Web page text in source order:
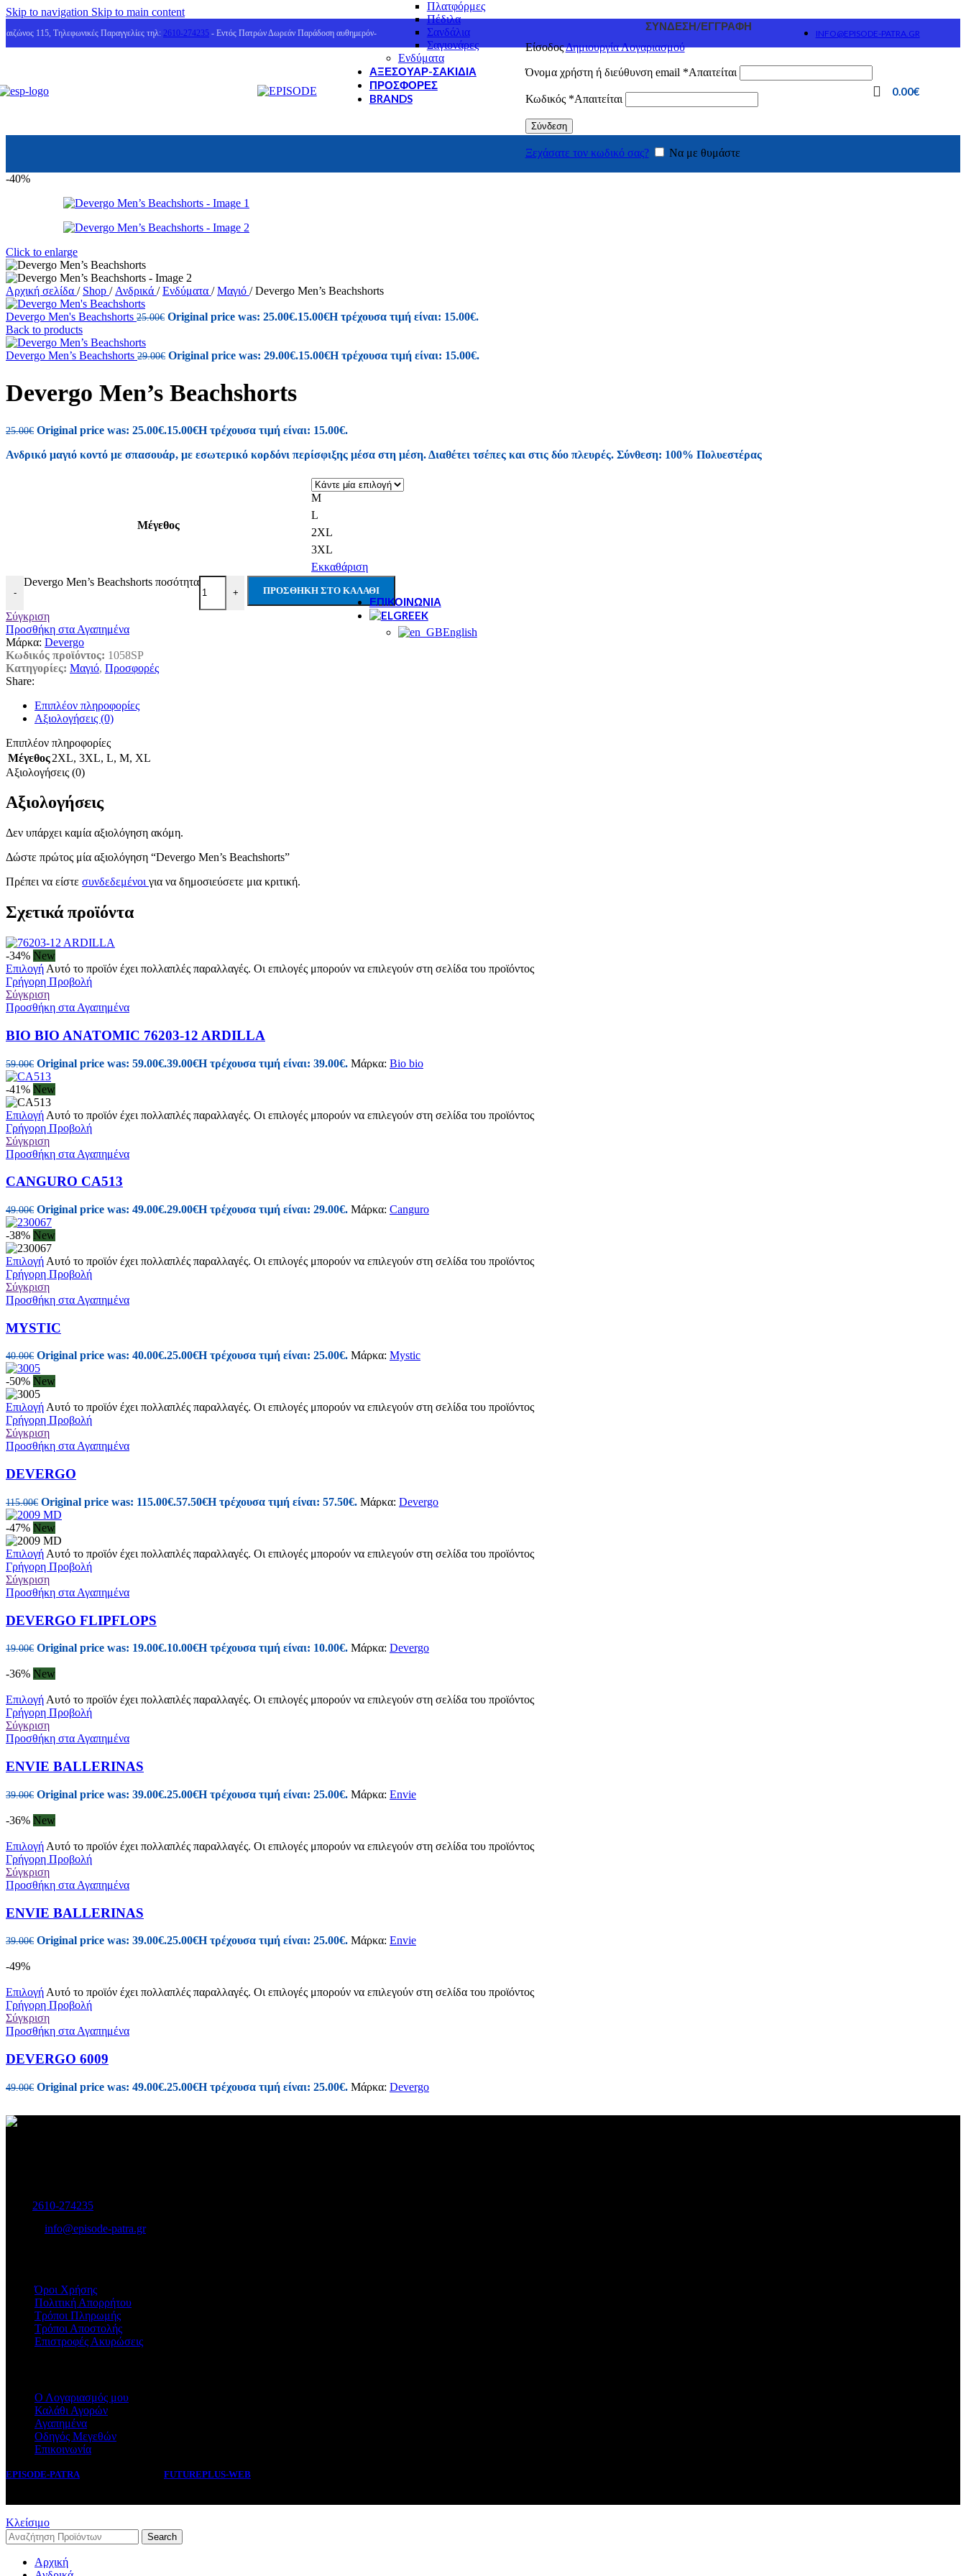
Skip to navigation Skip to main content
115, Τηλεφωνικές Παραγγελίες τηλ: 2610-274235 - Εντός Πατρών Δωρεάν Παράδοση αυθημερόν- INFO@EPISODE-PATRA.GR
ΣΎΝΔΕΣΗ/ΕΓΓΡΑΦΉ
ΕίσοδοςΔημιουργία Λογαριασμού
Όνομα χρήστη ή διεύθυνση email *Απαιτείται
Κωδικός *Απαιτείται
Σύνδεση
Ξεχάσατε τον κωδικό σας? Να με θυμάστε
0.00€
Πλατφόρμες
Πέδιλα
Σανδάλια
Σαγιονάρες
Ενδύματα
ΑΞΕΣΟΥΆΡ-ΣΑΚΊΔΙΑ
ΠΡΟΣΦΟΡΈΣ
BRANDS
Mystic
Merrell
Renato Garini
Chicago
Devergo
ΕΠΙΚΟΙΝΩΝΊΑ
GREEK
English
-40%
Click to enlarge
Αρχική σελίδα / Shop / Ανδρικά / Ενδύματα / Μαγιό / Devergo Men’s Beachshorts
Devergo Men's Beachshorts 25.00€ Original price was: 25.00€.15.00€Η τρέχουσα τιμή είναι: 15.00€.
Back to products
Devergo Men’s Beachshorts 29.00€ Original price was: 29.00€.15.00€Η τρέχουσα τιμή είναι: 15.00€.
Devergo Men’s Beachshorts
25.00€ Original price was: 25.00€.15.00€Η τρέχουσα τιμή είναι: 15.00€.
Ανδρικό μαγιό κοντό με σπασουάρ, με εσωτερικό κορδόνι περίσφιξης μέσα στη μέση. Διαθέτει τσέπες και στις δύο πλευρές. Σύνθεση: 100% Πολυεστέρας
Μέγεθος
M
L
2XL
3XL
Εκκαθάριση
-
Devergo Men’s Beachshorts ποσότητα
+ ΠΡΟΣΘΉΚΗ ΣΤΟ ΚΑΛΆΘΙ
Σύγκριση
Προσθήκη στα Αγαπημένα
Μάρκα: Devergo
Κωδικός προϊόντος: 1058SP
Κατηγορίες: Μαγιό, Προσφορές
Share:
Επιπλέον πληροφορίες
Αξιολογήσεις (0)
Επιπλέον πληροφορίες
Μέγεθος2XL, 3XL, L, M, XL
Αξιολογήσεις (0)
Αξιολογήσεις
Δεν υπάρχει καμία αξιολόγηση ακόμη.
Δώστε πρώτος μία αξιολόγηση “Devergo Men’s Beachshorts”
Πρέπει να είστε συνδεδεμένοι για να δημοσιεύσετε μια κριτική.
Σχετικά προϊόντα
-34% New
Επιλογή Αυτό το προϊόν έχει πολλαπλές παραλλαγές. Οι επιλογές μπορούν να επιλεγούν στη σελίδα του προϊόντος
Γρήγορη Προβολή
Σύγκριση
Προσθήκη στα Αγαπημένα
BIO BIO ANATOMIC 76203-12 ARDILLA
59.00€ Original price was: 59.00€.39.00€Η τρέχουσα τιμή είναι: 39.00€. Μάρκα: Bio bio
-41% New
Επιλογή Αυτό το προϊόν έχει πολλαπλές παραλλαγές. Οι επιλογές μπορούν να επιλεγούν στη σελίδα του προϊόντος
Γρήγορη Προβολή
Σύγκριση
Προσθήκη στα Αγαπημένα
CANGURO CA513
49.00€ Original price was: 49.00€.29.00€Η τρέχουσα τιμή είναι: 29.00€. Μάρκα: Canguro
-38% New
Επιλογή Αυτό το προϊόν έχει πολλαπλές παραλλαγές. Οι επιλογές μπορούν να επιλεγούν στη σελίδα του προϊόντος
Γρήγορη Προβολή
Σύγκριση
Προσθήκη στα Αγαπημένα
MYSTIC
40.00€ Original price was: 40.00€.25.00€Η τρέχουσα τιμή είναι: 25.00€. Μάρκα: Mystic
-50% New
ΕπιλογήΑυτό το προϊόν έχει πολλαπλές παραλλαγές. Οι επιλογές μπορούν να επιλεγούν στη σελίδα του προϊόντος
Γρήγορη Προβολή
Σύγκριση
Προσθήκη στα Αγαπημένα
DEVERGO
115.00€ Original price was: 115.00€.57.50€Η τρέχουσα τιμή είναι: 57.50€. Μάρκα: Devergo
-47% New
Επιλογή Αυτό το προϊόν έχει πολλαπλές παραλλαγές. Οι επιλογές μπορούν να επιλεγούν στη σελίδα του προϊόντος
Γρήγορη Προβολή
Σύγκριση
Προσθήκη στα Αγαπημένα
DEVERGO FLIPFLOPS
19.00€ Original price was: 19.00€.10.00€Η τρέχουσα τιμή είναι: 10.00€. Μάρκα: Devergo
-36% New
Επιλογή Αυτό το προϊόν έχει πολλαπλές παραλλαγές. Οι επιλογές μπορούν να επιλεγούν στη σελίδα του προϊόντος
Γρήγορη Προβολή
Σύγκριση
Προσθήκη στα Αγαπημένα
ENVIE BALLERINAS
39.00€ Original price was: 39.00€.25.00€Η τρέχουσα τιμή είναι: 25.00€. Μάρκα: Envie
-36% New
Επιλογή Αυτό το προϊόν έχει πολλαπλές παραλλαγές. Οι επιλογές μπορούν να επιλεγούν στη σελίδα του προϊόντος
Γρήγορη Προβολή
Σύγκριση
Προσθήκη στα Αγαπημένα
ENVIE BALLERINAS
39.00€ Original price was: 39.00€.25.00€Η τρέχουσα τιμή είναι: 25.00€. Μάρκα: Envie
-49%
Επιλογή Αυτό το προϊόν έχει πολλαπλές παραλλαγές. Οι επιλογές μπορούν να επιλεγούν στη σελίδα του προϊόντος
Γρήγορη Προβολή
Σύγκριση
Προσθήκη στα Αγαπημένα
DEVERGO 6009
49.00€ Original price was: 49.00€.25.00€Η τρέχουσα τιμή είναι: 25.00€. Μάρκα: Devergo
2610-274235
info@episode-patra.gr
Όροι Χρήσης
Πολιτική Απορρήτου
Τρόποι Πληρωμής
Τρόποι Αποστολής
Επιστροφές Ακυρώσεις
Ο Λογαριασμός μου
Καλάθι Αγορών
Αγαπημένα
Οδηγός Μεγεθών
Επικοινωνία
EPISODE-PATRA FUTUREPLUS-WEB
Κλείσιμο
Search
Αρχική